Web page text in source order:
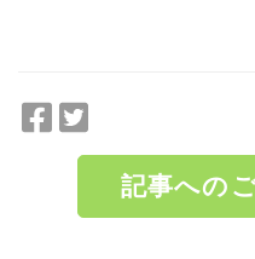
t
記事への